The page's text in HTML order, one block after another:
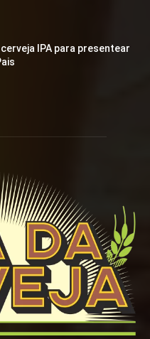
IPA para presentear